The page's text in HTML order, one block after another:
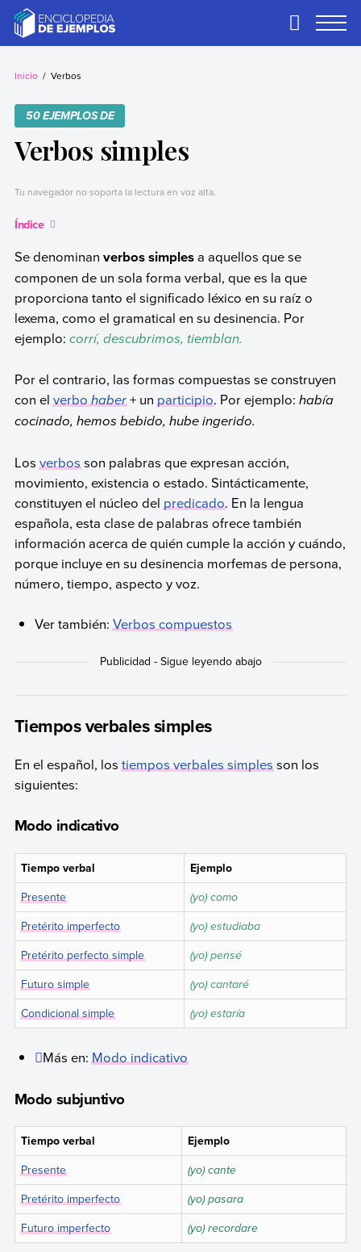
contentEjemplos
Necesitas ejemplos.
Primary
Inicio Verbos
50 EJEMPLOS DE
Verbos simples
Tu navegador no soporta la lectura en voz alta.
Índice
Se denominan verbos simplesa aquellos que se
componen de un sola forma verbal, que es la que
proporciona tanto el significado léxico en su raíz o
lexema, como el gramatical en su desinencia. Por
ejemplo: corrí, descubrimos, tiemblan.
Por el contrario, las formas compuestas se construyen
con elverbohaber+ unparticipio. Por ejemplo: había
cocinado, hemos bebido, hube ingerido.
Losverbosson palabras que expresan acción,
movimiento, existencia o estado. Sintácticamente,
constituyen el núcleo delpredicado. En la lengua
española, esta clase de palabras ofrece también
información acerca de quién cumple la acción y cuándo,
porque incluye en su desinencia morfemas de persona,
número, tiempo, aspecto y voz.
Ver también:Verbos compuestos
Tiempos verbales simples
En el español, lostiempos verbales simplesson los
siguientes:
Modo indicativo
Tiempo verbal
Ejemplo
Presente
(yo) como
Pretérito imperfecto (yo) estudiaba
Pretérito perfecto simple (yo) pensé
Futuro simple (yo) cantaré
Condicional simple (yo) estaría
Más en:Modo indicativo
Modo subjuntivo
Tiempo verbal
Ejemplo
Presente
(yo) cante
Pretérito imperfecto (yo) pasara
Futuro imperfecto (yo) recordare